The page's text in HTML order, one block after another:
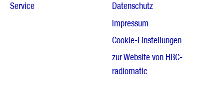
Service
Datenschutz
Impressum
Cookie-Einstellungen
zur Website von HBC-
radiomatic